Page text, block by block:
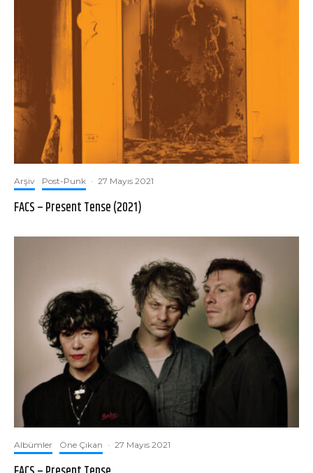
Arşiv Post-Punk · 27 Mayıs 2021
FACS – Present Tense (2021)
Albümler Öne Çıkan · 27 Mayıs 2021